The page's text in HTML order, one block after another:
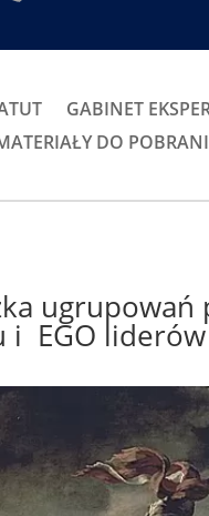
GABINET
DO
i EGO liderów